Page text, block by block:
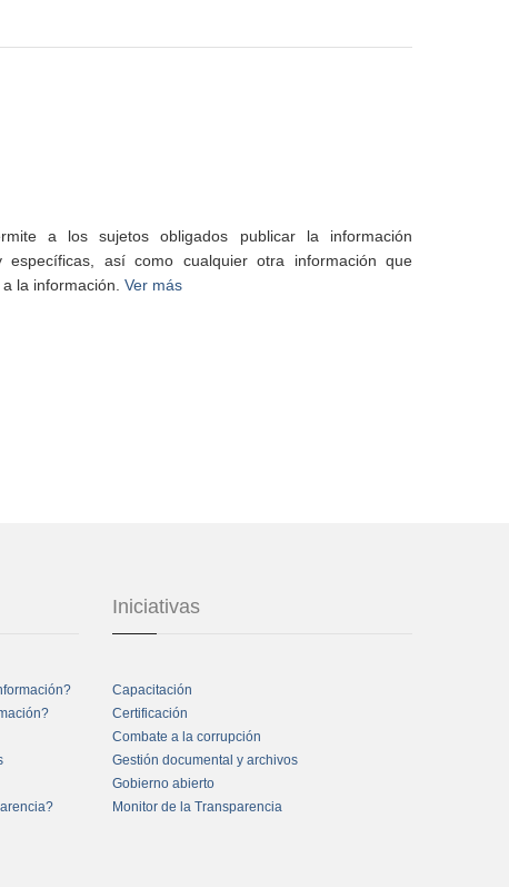
a los sujetos obligados publicar la información
así como cualquier otra información que
la información. Ver más
Iniciativas
Capacitación
Certificación
Combate a la corrupción
Gestión documental y archivos
Gobierno abierto
Monitor de la Transparencia